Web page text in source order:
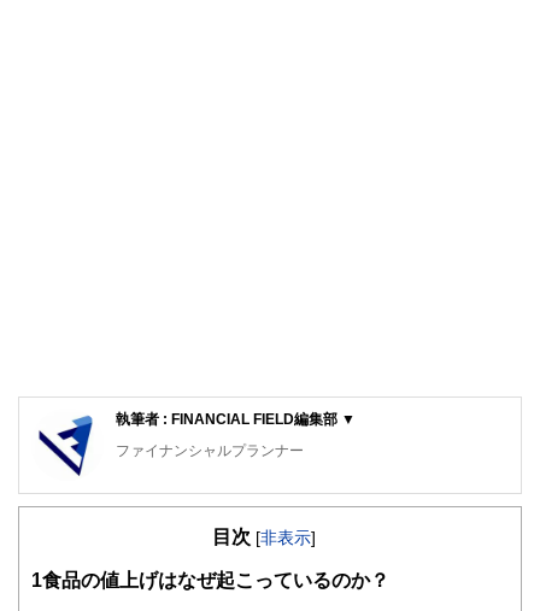
執筆者 : FINANCIAL FIELD編集部 ▼
ファイナンシャルプランナー
FinancialField編集部は、金融、経済に関する記事を、日々
知識がない方でも理解できるようわかりやすく発信していま
目次 [非表示]
1 食品の値上げはなぜ起こっているのか？